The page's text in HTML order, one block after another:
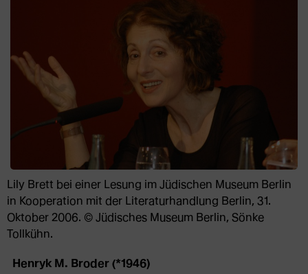
Lily Brett bei einer Lesung im Jüdischen Museum Berlin
in Kooperation mit der Literaturhandlung Berlin, 31.
Oktober 2006. © Jüdisches Museum Berlin, Sönke
Tollkühn.
Henryk M. Broder (*1946)